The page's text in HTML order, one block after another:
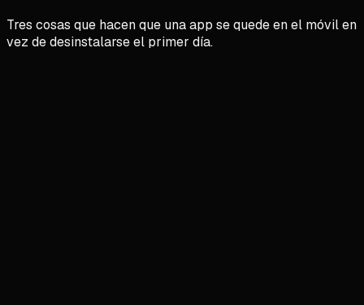
Tres cosas que hacen que una app se quede en el móvil en
vez de desinstalarse el primer día.